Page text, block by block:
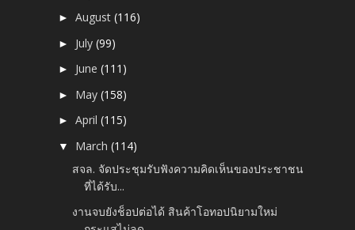
►August(116)
► July(99)
► June(111)
► May(158)
►April(115)
▼ March(114)
สจล. จัดประชุมรับฟังความคิดเห็นของประชาชน
ที่ได้รับ...
งานจบยังช็อปต่อได้ สินค้าโอทอปนิยามใหม่